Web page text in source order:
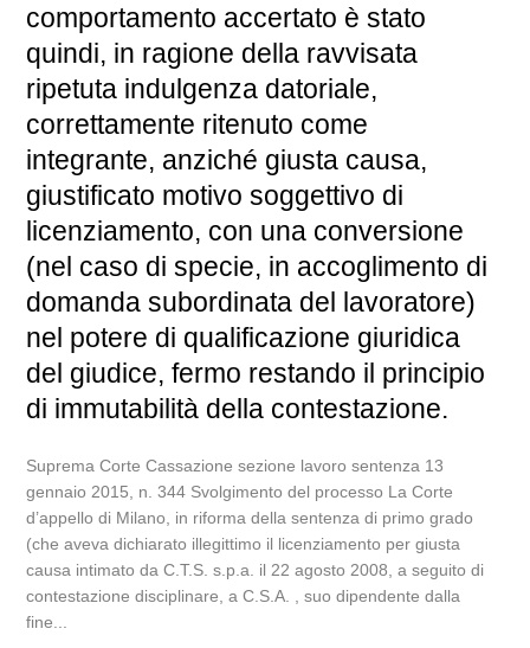
comportamento accertato è stato
quindi, in ragione della ravvisata
ripetuta indulgenza datoriale,
correttamente ritenuto come
integrante, anziché giusta causa,
giustificato motivo soggettivo di
licenziamento, con una conversione
(nel caso di specie, in accoglimento di
domanda subordinata del lavoratore)
nel potere di qualificazione giuridica
del giudice, fermo restando il principio
di immutabilità della contestazione.
Suprema Corte Cassazione sezione lavoro sentenza 13
gennaio 2015, n. 344 Svolgimento del processo La Corte
d’appello di Milano, in riforma della sentenza di primo grado
(che aveva dichiarato illegittimo il licenziamento per giusta
causa intimato da C.T.S. s.p.a. il 22 agosto 2008, a seguito di
contestazione disciplinare, a C.S.A. , suo dipendente dalla
fine...